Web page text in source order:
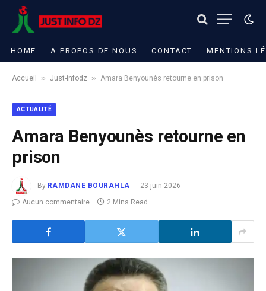
HOME A PROPOS DE NOUS CONTACT MENTIONS
Accueil » Just-infodz » Amara Benyounès retourne en prison
ACTUALITÉ
Amara Benyounès retourne en
prison
By RAMDANE BOURAHLA
23 juin 2026
Aucun commentaire
2 Mins Read